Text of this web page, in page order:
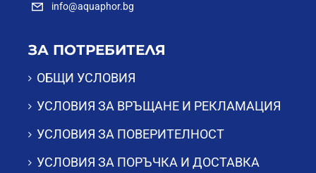
info@aquaphor.bg
ЗА ПОТРЕБИТЕЛЯ
ОБЩИ УСЛОВИЯ
УСЛОВИЯ ЗА ВРЪЩАНЕ И РЕКЛАМАЦИЯ
УСЛОВИЯ ЗА ПОВЕРИТЕЛНОСТ
УСЛОВИЯ ЗА ПОРЪЧКА И ДОСТАВКА